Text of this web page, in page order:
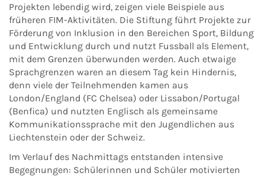
Projekten lebendig wird, zeigen viele Beispiele aus
früheren FIM-Aktivitäten. Die Stiftung führt Projekte zur
Förderung von Inklusion in den Bereichen Sport, Bildung
und Entwicklung durch und nutzt Fussball als Element,
mit dem Grenzen überwunden werden. Auch etwaige
Sprachgrenzen waren an diesem Tag kein Hindernis,
denn viele der Teilnehmenden kamen aus
London/England (FC Chelsea) oder Lissabon/Portugal
(Benfica) und nutzten Englisch als gemeinsame
Kommunikationssprache mit den Jugendlichen aus
Liechtenstein oder der Schweiz.
Im Verlauf des Nachmittags entstanden intensive
Begegnungen: Schülerinnen und Schüler motivierten